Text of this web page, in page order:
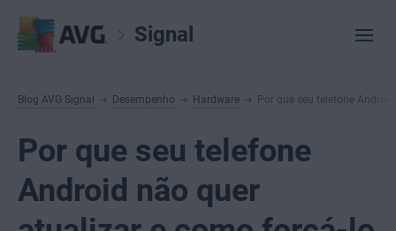
Signal
Blog AVG Signal Desempenho Hardware Por que seu telefone
Por que seu telefone
Android não quer